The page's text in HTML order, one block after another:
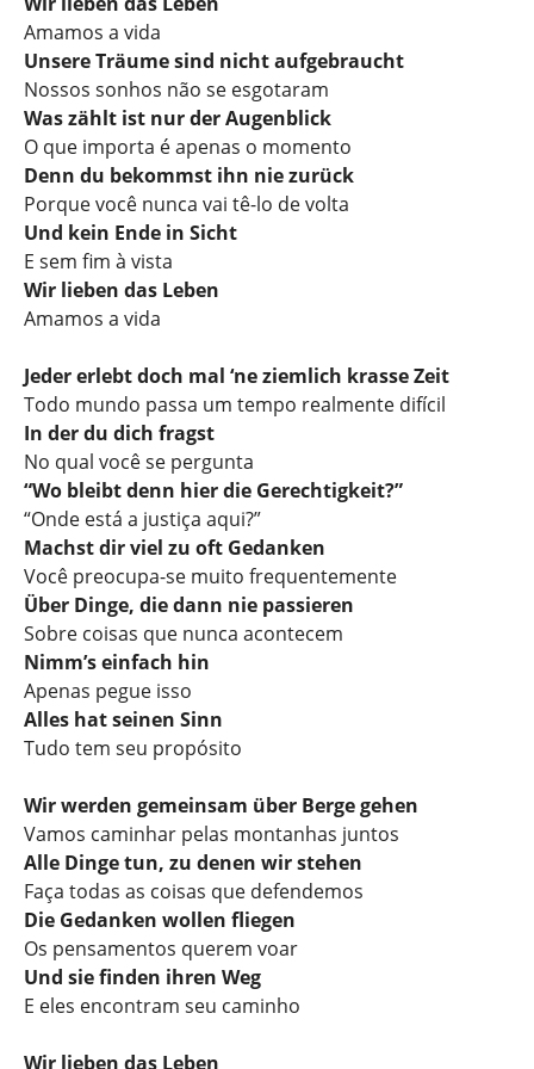
Amamos a vida
Unsere Träume sind nicht aufgebraucht
Nossos sonhos não se esgotaram
Was zählt ist nur der Augenblick
O que importa é apenas o momento
Denn du bekommst ihn nie zurück
Porque você nunca vai tê-lo de volta
Und kein Ende in Sicht
E sem fim à vista
Wir lieben das Leben
Amamos a vida
Jeder erlebt doch mal ‘ne ziemlich krasse Zeit
Todo mundo passa um tempo realmente difícil
In der du dich fragst
No qual você se pergunta
“Wo bleibt denn hier die Gerechtigkeit?”
“Onde está a justiça aqui?”
Machst dir viel zu oft Gedanken
Você preocupa-se muito frequentemente
Über Dinge, die dann nie passieren
Sobre coisas que nunca acontecem
Nimm’s einfach hin
Apenas pegue isso
Alles hat seinen Sinn
Tudo tem seu propósito
Wir werden gemeinsam über Berge gehen
Vamos caminhar pelas montanhas juntos
Alle Dinge tun, zu denen wir stehen
Faça todas as coisas que defendemos
Die Gedanken wollen fliegen
Os pensamentos querem voar
Und sie finden ihren Weg
E eles encontram seu caminho
Wir lieben das Leben